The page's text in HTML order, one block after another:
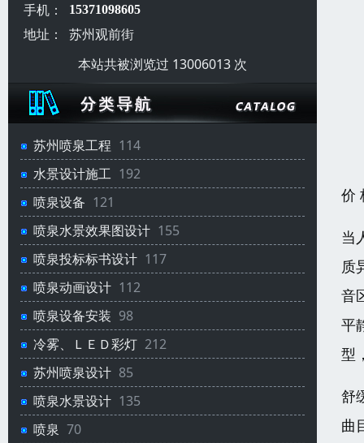
手机：
15371098605
地址：
苏州观前街
本站共被浏览过 13006013 次
苏州喷泉工程 114
水景设计施工 192
喷泉设备 121
喷泉水景效果图设计 155
喷泉投标标书设计 117
喷泉动画设计 112
喷泉设备安装 98
冷雾、ＬＥＤ彩灯 212
苏州喷泉设计 85
喷泉水景设计 135
喷泉 70
价
当
质
音
平
型
舒
曲